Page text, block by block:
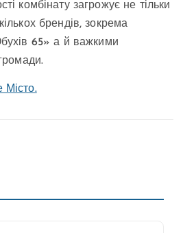
комбінату загрожує не тільки
брендів, зокрема
65» а й важкими
Місто.